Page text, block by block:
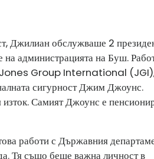
Джилиан обслужваше 2
администрацията на Буш.
Jones Group International
сигурност Джим Джоунс.
Самият Джоунс е
работи с Държавния
Тя също беше важна личност в